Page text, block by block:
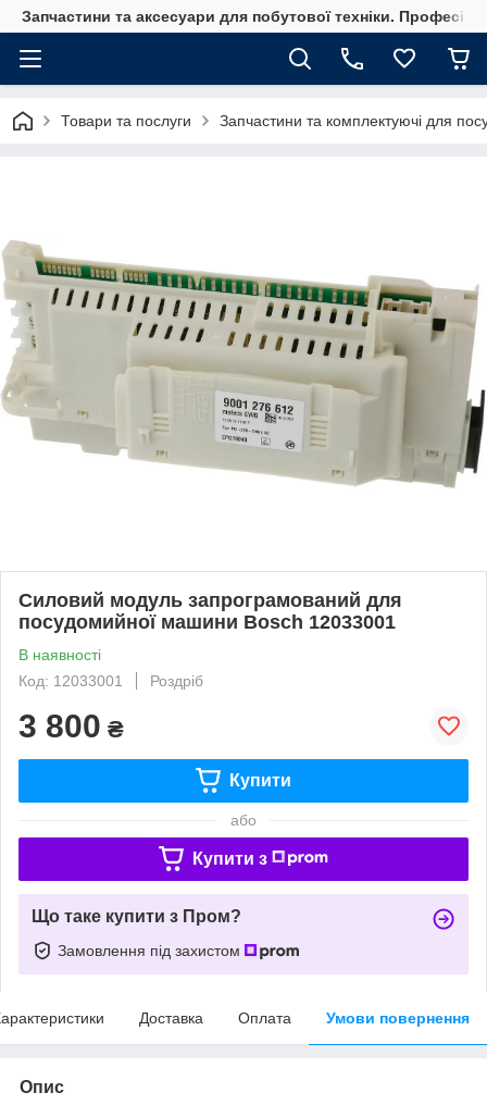
Запчастини та аксесуари для побутової техніки.
Товари та послуги Запчастини та комплектуючі для
Силовий модуль запрограмований для
посудомийної машини Bosch 12033001
В наявності
Код: 12033001
Роздріб
3 800 ₴
Купити
або
Купити з
Що таке купити з Пром?
Замовлення під захистом
Доставка Оплата Умови повернення
Опис